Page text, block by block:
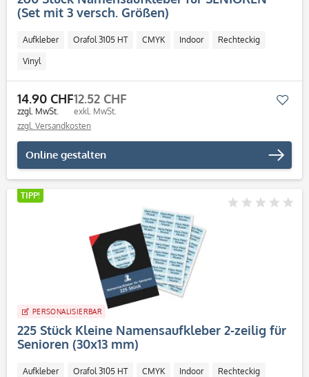
(Set mit 3 versch. Größen)
Aufkleber Orafol 3105 HT CMYK Indoor Rechteckig
Vinyl
14.90 CHF
zzgl. MwSt.
12.52 CHF
exkl. MwSt.
zzgl. Versandkosten
Online gestalten
TIPP!
PERSONALISIERBAR
225 Stück Kleine Namensaufkleber 2-zeilig für
Senioren (30x13 mm)
Aufkleber Orafol 3105 HT CMYK Indoor Rechteckig